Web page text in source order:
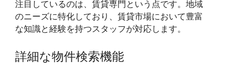
注目しているのは、賃貸専門という点です。地域
のニーズに特化しており、賃貸市場において豊富
な知識と経験を持つスタッフが対応します。
詳細な物件検索機能